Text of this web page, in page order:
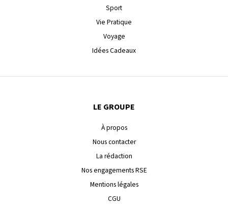
Sport
Vie Pratique
Voyage
Idées Cadeaux
LE GROUPE
À propos
Nous contacter
La rédaction
Nos engagements RSE
Mentions légales
CGU